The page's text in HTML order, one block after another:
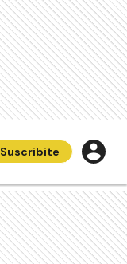
Suscribite